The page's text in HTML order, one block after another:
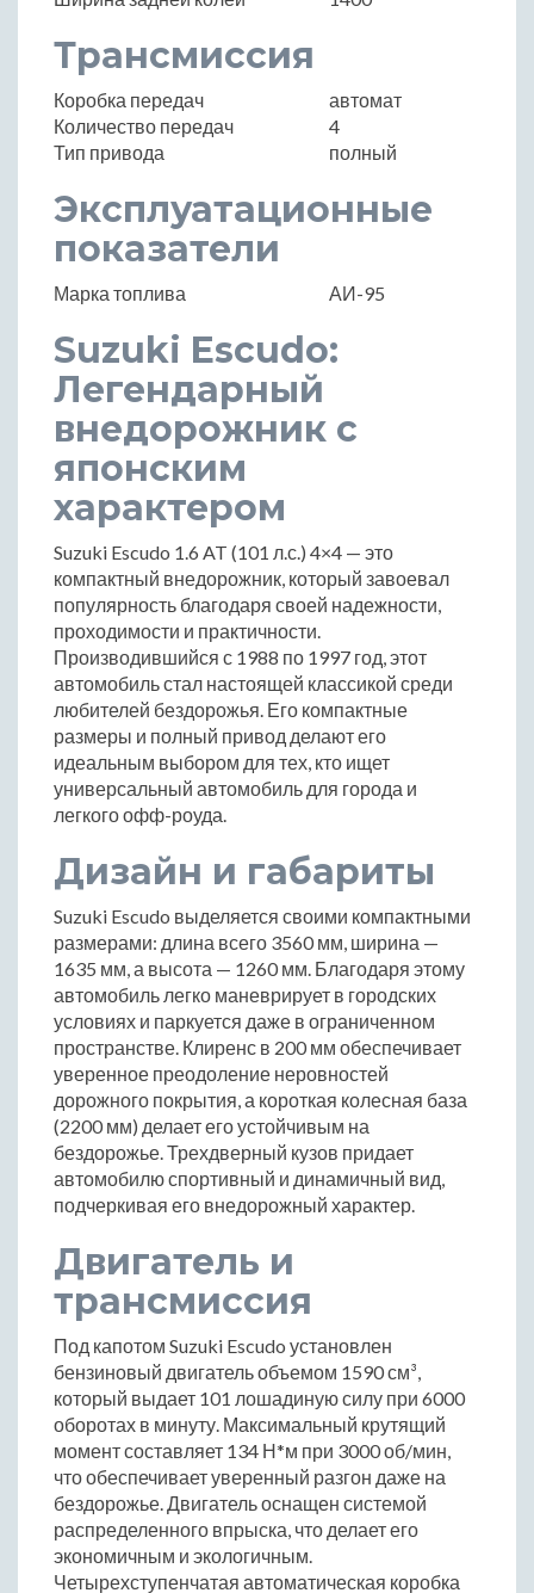
Трансмиссия
Коробка передач
автомат
Количество передач
4
Тип привода
полный
Эксплуатационные
показатели
Марка топлива АИ-95
Suzuki Escudo:
Легендарный
внедорожник с
японским
характером
Suzuki Escudo 1.6 AT (101 л.с.) 4×4 — это
компактный внедорожник, который завоевал
популярность благодаря своей надежности,
проходимости и практичности.
Производившийся с 1988 по 1997 год, этот
автомобиль стал настоящей классикой среди
любителей бездорожья. Его компактные
размеры и полный привод делают его
идеальным выбором для тех, кто ищет
универсальный автомобиль для города и
легкого офф-роуда.
Дизайн и габариты
Suzuki Escudo выделяется своими компактными
размерами: длина всего 3560 мм, ширина —
1635 мм, а высота — 1260 мм. Благодаря этому
автомобиль легко маневрирует в городских
условиях и паркуется даже в ограниченном
пространстве. Клиренс в 200 мм обеспечивает
уверенное преодоление неровностей
дорожного покрытия, а короткая колесная база
(2200 мм) делает его устойчивым на
бездорожье. Трехдверный кузов придает
автомобилю спортивный и динамичный вид,
подчеркивая его внедорожный характер.
Двигатель и
трансмиссия
Под капотом Suzuki Escudo установлен
бензиновый двигатель объемом 1590 см³,
который выдает 101 лошадиную силу при 6000
оборотах в минуту. Максимальный крутящий
момент составляет 134 Н*м при 3000 об/мин,
что обеспечивает уверенный разгон даже на
бездорожье. Двигатель оснащен системой
распределенного впрыска, что делает его
экономичным и экологичным.
Четырехступенчатая автоматическая коробка